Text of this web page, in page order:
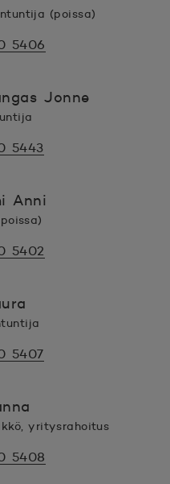
(poissa)
5406
Jonne
5443
Anni
5402
5407
yritysrahoitus
5408